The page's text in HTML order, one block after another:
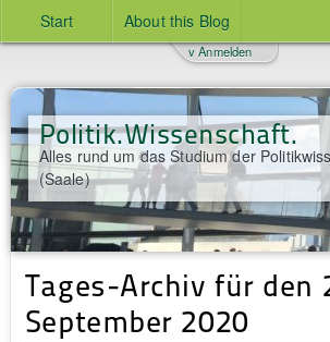
Start About this Blog
Politik.Wissenschaft.
Alles rund um das Studium der
(Saale)
v Anmelden
Tages-Archiv für den
September 2020